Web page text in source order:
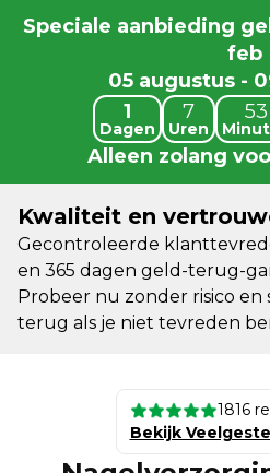
Speciale aanbieding
feb
05 augustus-
1
Dagen
7
Uren
53
Alleen zolang
Kwaliteit en
Gecontroleerde
en 365 dagen geld-terug-
Probeer nu zonder risico en
terug als je niet tevreden
1816
Bekijk